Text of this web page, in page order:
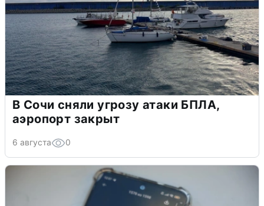
В Сочи сняли угрозу атаки БПЛА,
аэропорт закрыт
6 августа 0